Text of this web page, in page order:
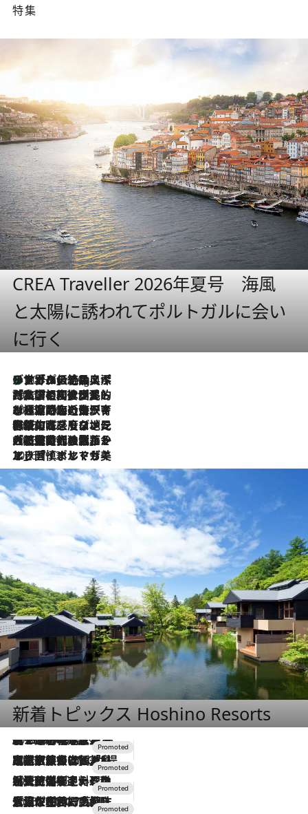
特集
CREA Traveller 2026年夏号 海風
と太陽に誘われてポルトガルに会い
に行く
10 Hours Ago
リスボンの絶品スイーツ「パステル・デ・ナタ」とは？ポルトガル伝統の奥深い世界へ
2026.7.27
「私の祖国はポルトガル語です」国民的詩人フェルナンド・ペソアと、彼が愛した文学の街を歩く
2026.7.26
ポルトガル近海が育む極上の海の幸。キリリと冷えた白ワインと愉しむ、シーフード専門店の贅沢
2026.7.22
伝統の味をモダンに昇華。高感度な地元客が集う、リスボンの最旬ガストロノミー
2026.7.21
大航海時代の栄華から、震災、独裁、そして革命へ。ポルトガル・首都リスボンの石畳に刻まれた「歴史の光と影」
2026.7.13
エッセイ・ヤマザキマリ「慎ましくも美しき国 ポルトガル」
新着トピックス Hoshino Resorts
2026.8.7
【トンボの足水浴】ヒノキの香りに包まれて涼感マックス！約13℃の湧水かけ流しを避暑地「星野温泉 トンボの湯」で体験
2026.7.31
【ホテル帰省】という選択肢をOMOが提案。家族とほどよい距離を保つには「昼は実家、夜は気兼ねなくホテルで！」
2026.7.24
【夏限定ディナーコース】旬を迎える稚鮎や花ズッキーニなどをイタリア・トスカーナの郷土料理の手法で満喫！
2026.7.17
「土佐和ハーブかき氷」がOMO7高知に登場！生姜、山椒、大葉など目にも舌にも涼を呼ぶ郷土の味